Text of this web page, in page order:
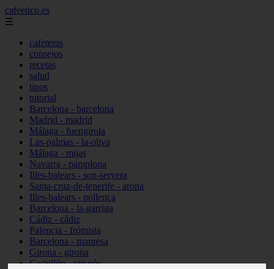
cafeetico.es
☰
cafeteras
consejos
recetas
salud
tipos
tutorial
Barcelona - barcelona
Madrid - madrid
Málaga - fuengirola
Las-palmas - la-oliva
Málaga - mijas
Navarra - pamplona
Illes-balears - son-servera
Santa-cruz-de-tenerife - arona
Illes-balears - pollença
Barcelona - la-garriga
Cádiz - cádiz
Palencia - frómista
Barcelona - manresa
Girona - girona
Castellón - vinaròs